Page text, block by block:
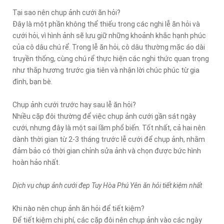
Tại sao nên chụp ảnh cưới ăn hỏi?
Đây là một phần không thể thiếu trong các nghi lễ ăn hỏi và
cưới hỏi, vì hình ảnh sẽ lưu giữ những khoảnh khắc hạnh phúc
của cô dâu chú rể. Trong lễ ăn hỏi, cô dâu thường mặc áo dài
truyền thống, cùng chú rể thực hiện các nghi thức quan trọng
như thắp hương trước gia tiên và nhận lời chúc phúc từ gia
đình, bạn bè.
Chụp ảnh cưới trước hay sau lễ ăn hỏi?
Nhiều cặp đôi thường để việc chụp ảnh cưới gần sát ngày
cưới, nhưng đây là một sai lầm phổ biến. Tốt nhất, cả hai nên
dành thời gian từ 2-3 tháng trước lễ cưới để chụp ảnh, nhằm
đảm bảo có thời gian chỉnh sửa ảnh và chọn được bức hình
hoàn hảo nhất.
Dịch vụ chụp ảnh cưới đẹp Tuy Hòa Phú Yên ăn hỏi tiết kiệm nhất
Khi nào nên chụp ảnh ăn hỏi để tiết kiệm?
Để tiết kiệm chi phí, các cặp đôi nên chụp ảnh vào các ngày